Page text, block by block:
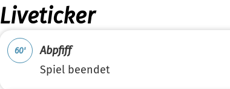
Liveticker
60'
Abpfiff
Spiel beendet